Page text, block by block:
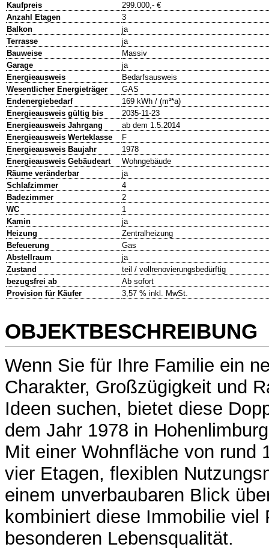
Kaufpreis
299.000,- €
Anzahl Etagen
3
Balkon
ja
Terrasse
ja
Bauweise
Massiv
Garage
ja
Energieausweis
Bedarfsausweis
Wesentlicher Energieträger
GAS
Endenergiebedarf
169 kWh / (m²*a)
Energieausweis gültig bis
2035-11-23
Energieausweis Jahrgang
ab dem 1.5.2014
Energieausweis Werteklasse
F
Energieausweis Baujahr
1978
Energieausweis Gebäudeart
Wohngebäude
Räume veränderbar
ja
Schlafzimmer
4
Badezimmer
2
WC
1
Kamin
ja
Heizung
Zentralheizung
Befeuerung
Gas
Abstellraum
ja
Zustand
teil / vollrenovierungsbedürftig
bezugsfrei ab
Ab sofort
Provision für Käufer
3,57 % inkl. MwSt.
OBJEKTBESCHREIBUNG
Wenn Sie für Ihre Familie ein
Charakter, Großzügigkeit und
Ideen suchen, bietet diese
dem Jahr 1978 in
Mit einer Wohnfläche von rund
vier Etagen, flexiblen
einem unverbaubaren Blick
kombiniert diese Immobilie viel
besonderen Lebensqualität.